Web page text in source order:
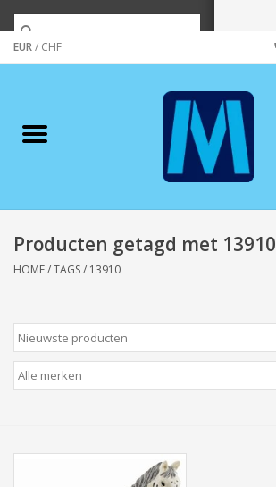
EUR/ CHF
Merken
Wonen/koken/huishouden
Wenskaarten
Zeeuws/Streek
Producten getagd met 13910
HOME/TAGS/ 13910